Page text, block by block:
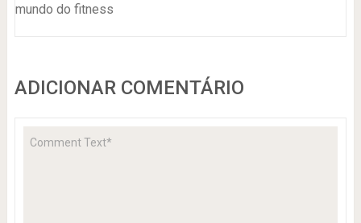
mundo do fitness
ADICIONAR COMENTÁRIO